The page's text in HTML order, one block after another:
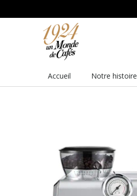
au
Accueil Notre histoire